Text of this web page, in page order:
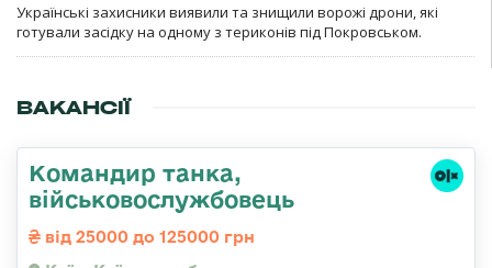
Українські захисники виявили та знищили ворожі дрони, які
готували засідку на одному з териконів під Покровськом.
ВАКАНСІЇ
Командир танка,
військовослужбовець
від 25000 до 125000 грн